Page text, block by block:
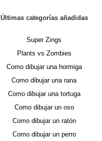
Últimas categorías añadidas
Super Zings
Plants vs Zombies
Como dibujar una hormiga
Como dibujar una rana
Como dibujar una tortuga
Como dibujar un oso
Como dibujar un ratón
Como dibujar un perro